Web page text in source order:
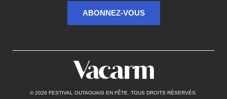
ABONNEZ-VOUS
© 2026 FESTIVAL OUTAOUAIS EN FÊTE. TOUS DROITS RÉSERVÉS.